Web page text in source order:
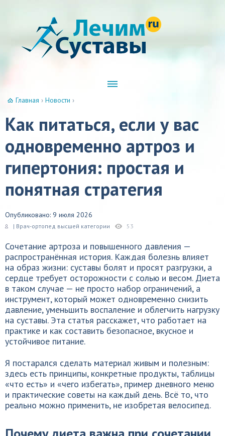
Главная › Новости ›
Как питаться, если у вас
одновременно артроз и
гипертония: простая и
понятная стратегия
Опубликовано: 9 июля 2026
| Врач-ортопед высшей категории 53
Сочетание артроза и повышенного давления —
распространённая история. Каждая болезнь влияет
на образ жизни: суставы болят и просят разгрузки, а
сердце требует осторожности с солью и весом. Диета
в таком случае — не просто набор ограничений, а
инструмент, который может одновременно снизить
давление, уменьшить воспаление и облегчить нагрузку
на суставы. Эта статья расскажет, что работает на
практике и как составить безопасное, вкусное и
устойчивое питание.
Я постарался сделать материал живым и полезным:
здесь есть принципы, конкретные продукты, таблицы
«что есть» и «чего избегать», пример дневного меню
и практические советы на каждый день. Всё то, что
реально можно применить, не изобретая велосипед.